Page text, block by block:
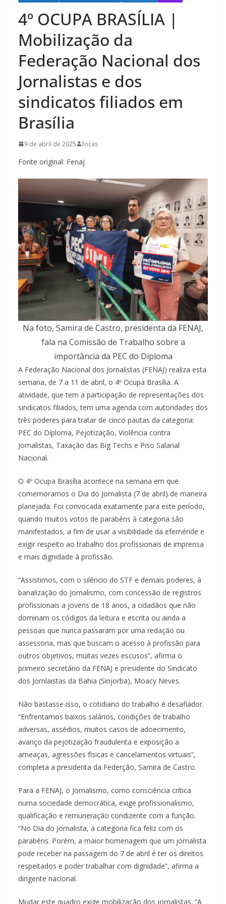
4º OCUPA BRASÍLIA |
Mobilização da
Federação Nacional dos
Jornalistas e dos
sindicatos filiados em
Brasília
9 de abril de 2025 focas
Fonte original: Fenaj
Na foto, Samira de Castro, presidenta da FENAJ,
fala na Comissão de Trabalho sobre a
importância da PEC do Diploma
A Federação Nacional dos Jornalistas (FENAJ) realiza esta
semana, de 7 a 11 de abril, o 4º Ocupa Brasília. A
atividade, que tem a participação de representações dos
sindicatos filiados, tem uma agenda com autoridades dos
três poderes para tratar de cinco pautas da categoria:
PEC do Diploma, Pejotização, Violência contra
Jornalistas, Taxação das Big Techs e Piso Salarial
Nacional.
O 4º Ocupa Brasília acontece na semana em que
comemoramos o Dia do Jornalista (7 de abril) de maneira
planejada. Foi convocada exatamente para este período,
quando muitos votos de parabéns à categoria são
manifestados, a fim de usar a visibilidade da efeméride e
exigir respeito ao trabalho dos profissionais de imprensa
e mais dignidade à profissão.
“Assistimos, com o silêncio do STF e demais poderes, à
banalização do Jornalismo, com concessão de registros
profissionais a jovens de 18 anos, a cidadãos que não
dominam os códigos da leitura e escrita ou ainda a
pessoas que nunca passaram por uma redação ou
assessoria, mas que buscam o acesso à profissão para
outros objetivos, muitas vezes escusos”, afirma o
primeiro secretário da FENAJ e presidente do Sindicato
dos Jornlaistas da Bahia (Sinjorba), Moacy Neves.
Não bastasse isso, o cotidiano do trabalho é desafiador.
“Enfrentamos baixos salários, condições de trabalho
adversas, assédios, muitos casos de adoecimento,
avanço da pejotização fraudulenta e exposição a
ameaças, agressões físicas e cancelamentos virtuais”,
completa a presidenta da Federção, Samira de Castro.
Para a FENAJ, o Jornalismo, como consciência crítica
numa sociedade democrática, exige profissionalismo,
qualificação e remuneração condizente com a função.
“No Dia do Jornalista, a categoria fica feliz com os
parabéns. Porém, a maior homenagem que um jornalista
pode receber na passagem do 7 de abril é ter os direitos
respeitados e poder trabalhar com dignidade”, afirma a
dirigente nacional.
Mudar este quadro exige mobilização dos jornalistas. “A